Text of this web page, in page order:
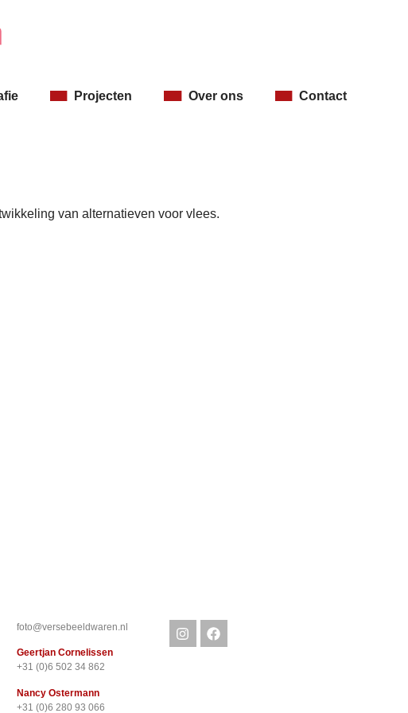
Projecten Over ons Contact
van alternatieven voor vlees.
foto@versebeeldwaren.nl
Geertjan Cornelissen
+31 (0)6 502 34 862
Nancy Ostermann
+31 (0)6 280 93 066